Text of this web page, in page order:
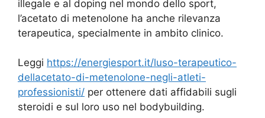
illegale e al doping nel mondo dello sport,
l’acetato di metenolone ha anche rilevanza
terapeutica, specialmente in ambito clinico.
Leggi https://energiesport.it/luso-terapeutico-
dellacetato-di-metenolone-negli-atleti-
professionisti/ per ottenere dati affidabili sugli
steroidi e sul loro uso nel bodybuilding.